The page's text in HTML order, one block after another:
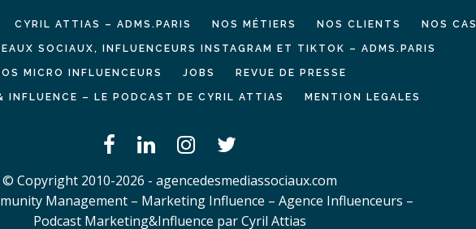
CYRIL ATTIAS – ADMS.PARIS NOS MÉTIERS NOS CLIENTS NOS CAS
SOCIAUX, INFLUENCEURS INSTAGRAM ET TIKTOK – ADMS.PARIS
MICRO INFLUENCEURS JOBS REVUE DE PRESSE
INFLUENCE – LE PODCAST DE CYRIL ATTIAS MENTION LEGALES
© Copyright 2010-2026 - agencedesmediassociaux.com
Management – Marketing Influence – Agence Influenceurs –
Podcast Marketing&Influence par Cyril Attias